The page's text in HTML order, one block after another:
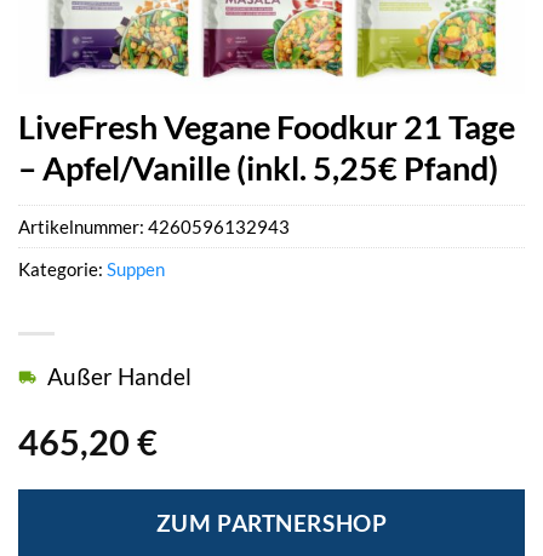
LiveFresh Vegane Foodkur 21 Tage
– Apfel/Vanille (inkl. 5,25€ Pfand)
465,20 €
Außer Handel
ZUM PARTNERSHOP
Artikelnummer: 4260596132943
Kategorie: Suppen